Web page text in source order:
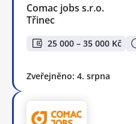
Comac jobs s.r.o.
Třinec
25 000 – 35 000 Kč
Zveřejněno: 4. srpna